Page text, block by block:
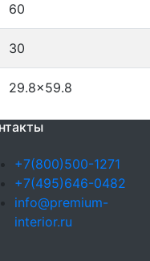
60
30
29.8x59.8
+7(800)500-1271
+7(495)646-0482
info@premium-
interior.ru